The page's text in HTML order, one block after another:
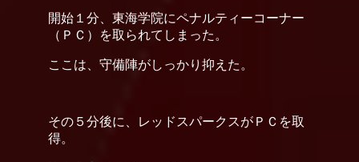
開始１分、東海学院にペナルティーコーナー
（ＰＣ）を取られてしまった。
ここは、守備陣がしっかり抑えた。
その５分後に、レッドスパークスがＰＣを取
得。